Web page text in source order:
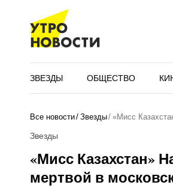
ЗВЕЗДЫ ОБЩЕСТВО
Все новости Звезды «Мисс
Звезды
«Мисс Казахстан»
мертвой в